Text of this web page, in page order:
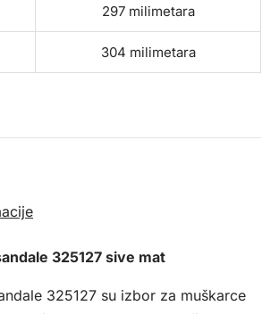
297 milimetara
304 milimetara
325127 sive mat
325127 su izbor za muškarce